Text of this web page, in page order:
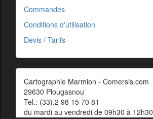
Commandes
Conditions d'utilisation
Devis / Tarifs
Cartographie Marmion - Comersis.com
29630 Plougasnou
Tel.: (33).2 98 15 70 81
du mardi au vendredi de 09h30 à 12h30